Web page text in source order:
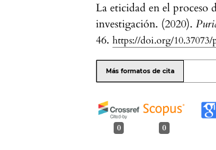
La eticidad en el proceso
investigación. (2020).
46.https://doi.org/10.37073/
Más formatos de cita
0 0